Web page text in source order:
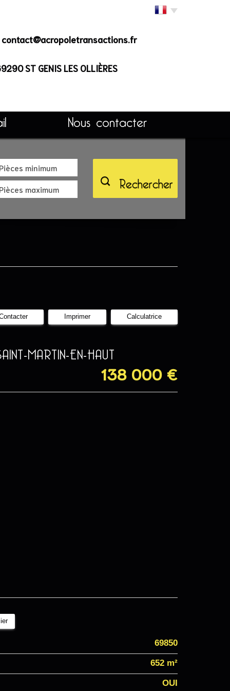
contact@acropoletransactions.fr
ST GENIS LES OLLIÈRES
Nous contacter
Rechercher
Imprimer Calculatrice
MARTIN-EN-HAUT
138 000 €
69850
652 m²
OUI